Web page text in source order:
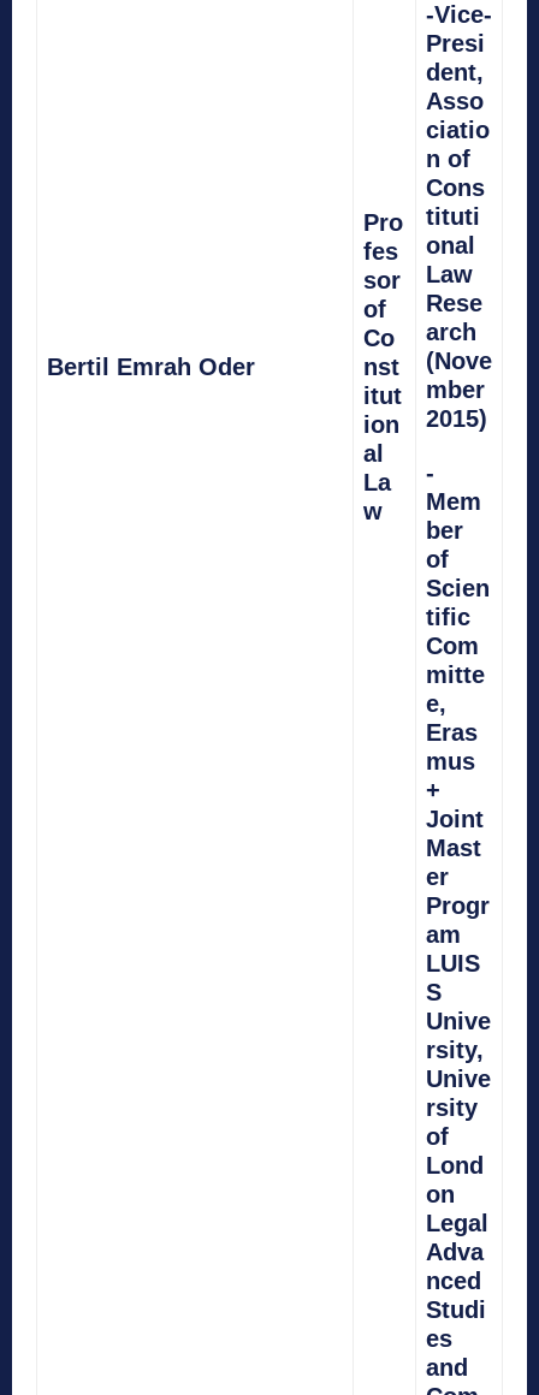
Bertil Emrah Oder
Pro
fes
sor
of
Co
nst
itut
ion
al
La
w
-Vice-
Presi
dent,
Asso
ciatio
n of
Cons
tituti
onal
Law
Rese
arch
(Nove
mber
2015)
-
Mem
ber
of
Scien
tific
Com
mitte
e,
Eras
mus
+
Joint
Mast
er
Progr
am
LUIS
S
Unive
rsity,
Unive
rsity
of
Lond
on
Legal
Adva
nced
Studi
es
and